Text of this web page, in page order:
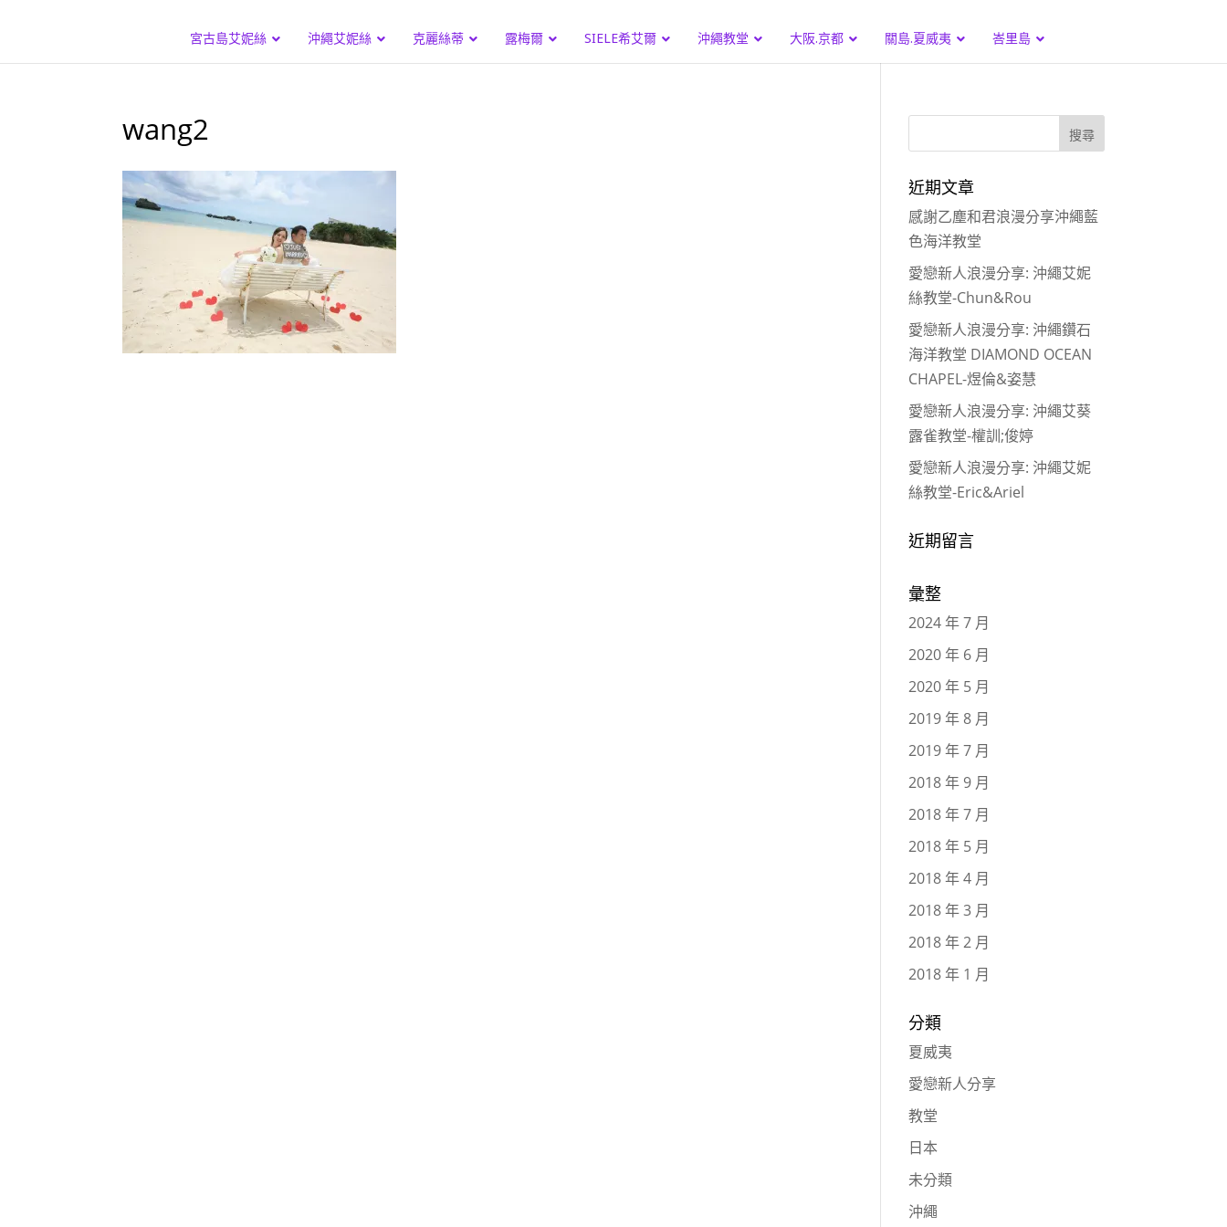
宮古島艾妮絲 沖繩艾妮絲 克麗絲蒂 露梅爾 SIELE希艾爾 沖繩教堂 大阪.京都 關島.夏威夷 峇里島
wang2
近期文章
感謝乙塵和君浪漫分享沖繩藍
色海洋教堂
愛戀新人浪漫分享: 沖繩艾妮
絲教堂-Chun&Rou
愛戀新人浪漫分享: 沖繩鑽石
海洋教堂 DIAMOND OCEAN
CHAPEL-煜倫&姿慧
愛戀新人浪漫分享: 沖繩艾葵
露雀教堂-權訓;俊婷
愛戀新人浪漫分享: 沖繩艾妮
絲教堂-Eric&Ariel
近期留言
彙整
2024 年 7 月
2020 年 6 月
2020 年 5 月
2019 年 8 月
2019 年 7 月
2018 年 9 月
2018 年 7 月
2018 年 5 月
2018 年 4 月
2018 年 3 月
2018 年 2 月
2018 年 1 月
分類
夏威夷
愛戀新人分享
教堂
日本
未分類
沖繩